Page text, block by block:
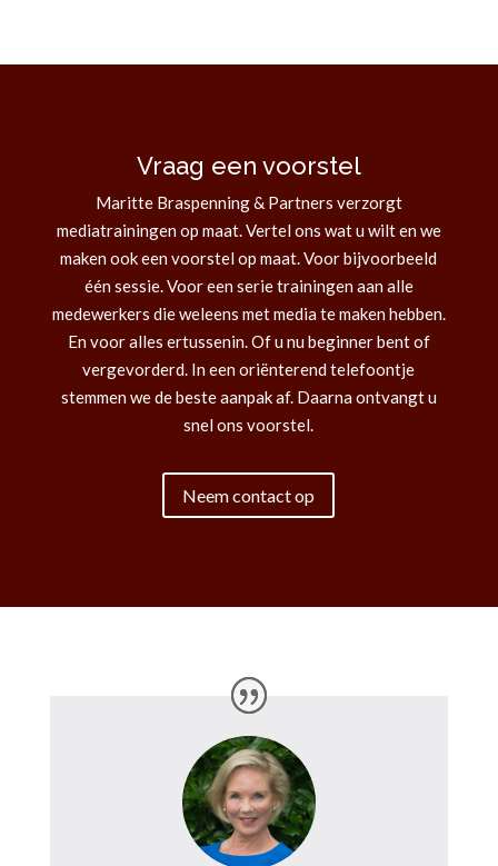
Vraag een voorstel
Maritte Braspenning & Partners verzorgt
mediatrainingen op maat. Vertel ons wat u wilt en we
maken ook een voorstel op maat. Voor bijvoorbeeld
één sessie. Voor een serie trainingen aan alle
medewerkers die weleens met media te maken hebben.
En voor alles ertussenin. Of u nu beginner bent of
vergevorderd. In een oriënterend telefoontje
stemmen we de beste aanpak af. Daarna ontvangt u
snel ons voorstel.
Neem contact op